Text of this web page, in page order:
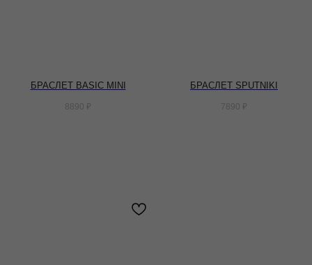
БРАСЛЕТ BASIC MINI
8890 ₽
БРАСЛЕТ SPUTNIKI
7890 ₽